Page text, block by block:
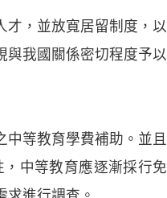
才，並放寬居留制度，以
與我國關係密切程度予以
等教育學費補助。並且
中等教育應逐漸採行免